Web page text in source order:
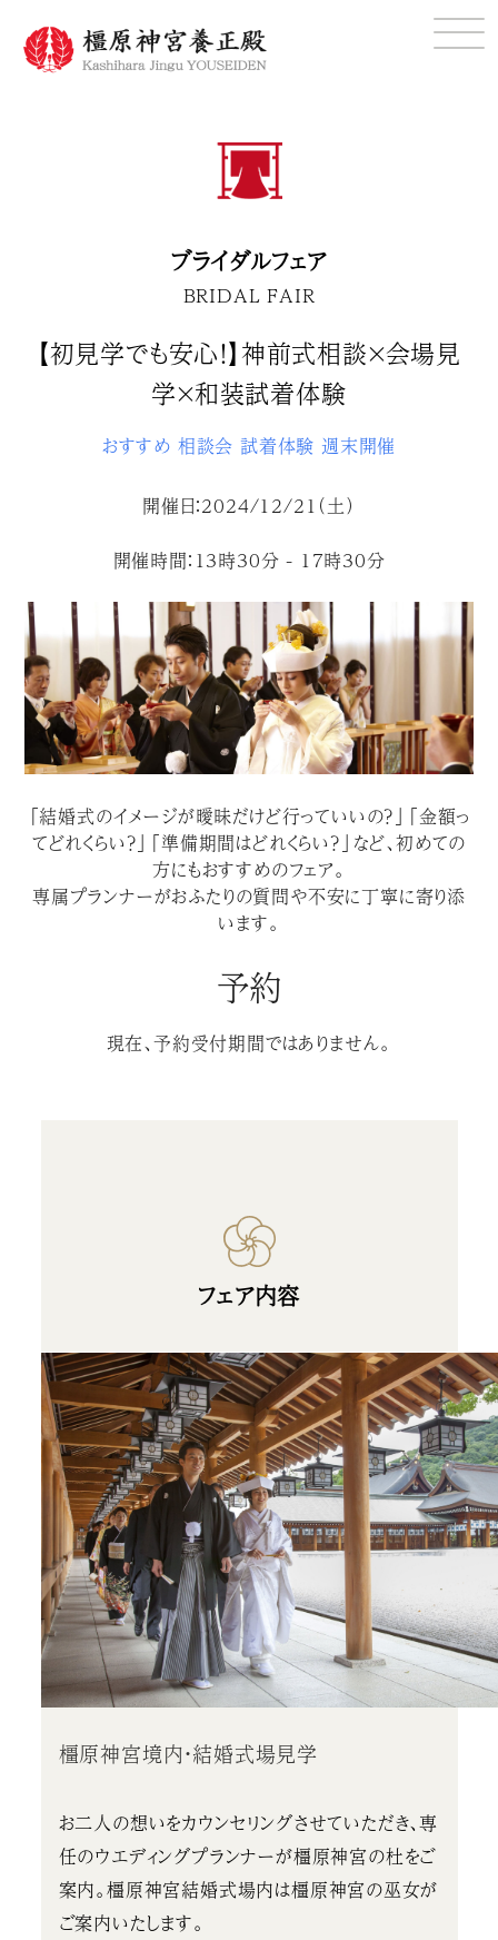
ブライダルフェア
BRIDAL FAIR
【初見学でも安心！】神前式相談×会場見
学×和装試着体験
おすすめ 相談会 試着体験 週末開催
開催日：2024/12/21（土）
開催時間：13時30分 - 17時30分
「結婚式のイメージが曖昧だけど行っていいの？」「金額っ
てどれくらい？」「準備期間はどれくらい？」など、初めての
方にもおすすめのフェア。
専属プランナーがおふたりの質問や不安に丁寧に寄り添
います。
予約
現在、予約受付期間ではありません。
フェア内容
橿原神宮境内・結婚式場見学
お二人の想いをカウンセリングさせていただき、専
任のウエディングプランナーが橿原神宮の杜をご
案内。橿原神宮結婚式場内は橿原神宮の巫女が
ご案内いたします。